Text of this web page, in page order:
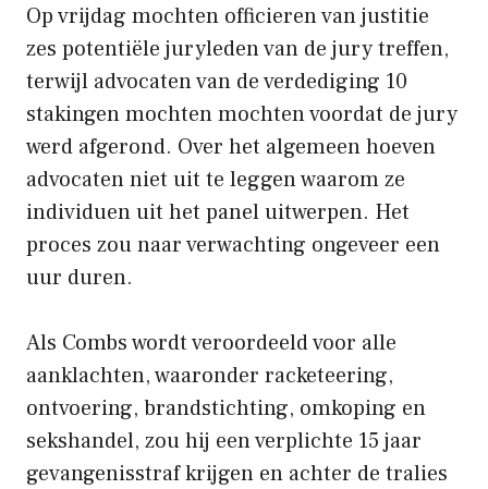
Op vrijdag mochten officieren van justitie
zes potentiële juryleden van de jury treffen,
terwijl advocaten van de verdediging 10
stakingen mochten mochten voordat de jury
werd afgerond. Over het algemeen hoeven
advocaten niet uit te leggen waarom ze
individuen uit het panel uitwerpen. Het
proces zou naar verwachting ongeveer een
uur duren.
Als Combs wordt veroordeeld voor alle
aanklachten, waaronder racketeering,
ontvoering, brandstichting, omkoping en
sekshandel, zou hij een verplichte 15 jaar
gevangenisstraf krijgen en achter de tralies